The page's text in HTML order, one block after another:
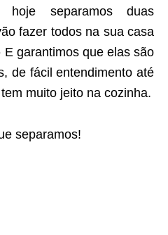
hoje separamos duas
fazer todos na sua casa
garantimos que elas são
de fácil entendimento até
muito jeito na cozinha.
separamos!